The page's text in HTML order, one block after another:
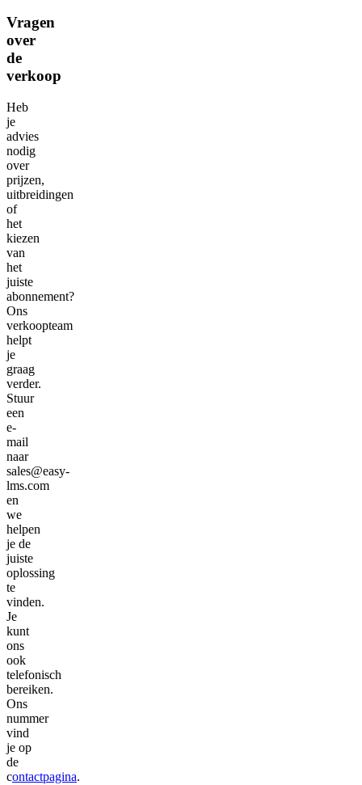
Vragen
over
de
verkoop
Heb
je
advies
nodig
over
prijzen,
uitbreidingen
of
het
kiezen
van
het
juiste
abonnement?
Ons
verkoopteam
helpt
je
graag
verder.
Stuur
een
e-
mail
naar
sales@easy-
lms.com
en
we
helpen
je de
juiste
oplossing
te
vinden.
Je
kunt
ons
ook
telefonisch
bereiken.
Ons
nummer
vind
je op
de
contactpagina.